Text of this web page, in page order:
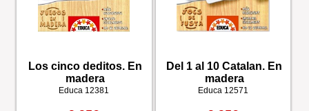
Los cinco deditos. En
madera
Educa 12381
Del 1 al 10 Catalan. En
madera
Educa 12571